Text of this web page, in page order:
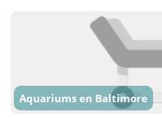
Aquariums en Baltimore